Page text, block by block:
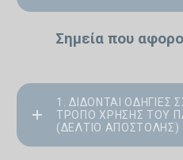
Σημεία που
1. ΔΊΔΟΝΤΑΙ ΟΔΗΓΊΕΣ
ΤΡΌΠΟ ΧΡΉΣΗΣ ΤΟΥ
(ΔΕΛΤΊΟ ΑΠΟΣΤΟΛΉΣ)